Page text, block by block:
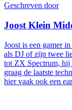
Geschreven door
Joost Klein
Joost is een gamer
als DJ of zijn twee
tot ZX Spectrum, hij
graag de laatste
hier vaak ook een